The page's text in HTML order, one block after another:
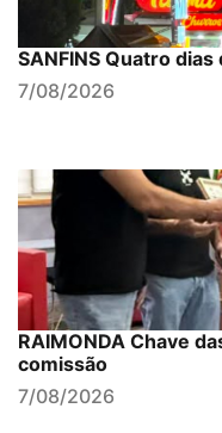
SANFINS Quatro
7/08/2026
RAIMONDA Chave
comissão
7/08/2026